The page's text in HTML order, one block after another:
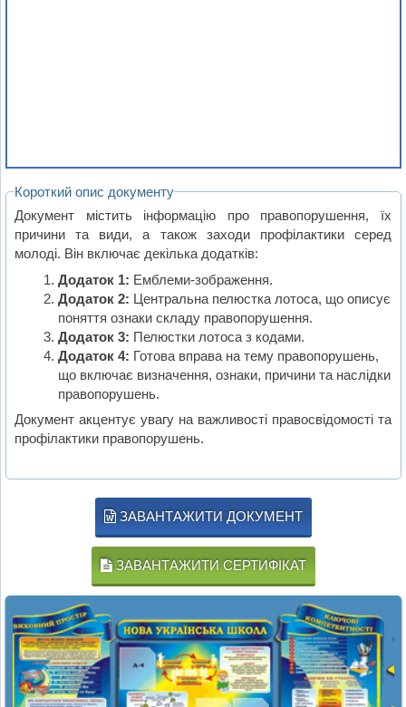
Короткий опис документу
Документ містить інформацію про правопорушення, їх
причини та види, а також заходи профілактики серед
молоді. Він включає декілька додатків:
Додаток 1: Емблеми-зображення.
Додаток 2: Центральна пелюстка лотоса, що описує
поняття ознаки складу правопорушення.
Додаток 3: Пелюстки лотоса з кодами.
Додаток 4: Готова вправа на тему правопорушень,
що включає визначення, ознаки, причини та наслідки
правопорушень.
Документ акцентує увагу на важливості правосвідомості та
профілактики правопорушень.
ЗАВАНТАЖИТИ ДОКУМЕНТ
ЗАВАНТАЖИТИ СЕРТИФІКАТ